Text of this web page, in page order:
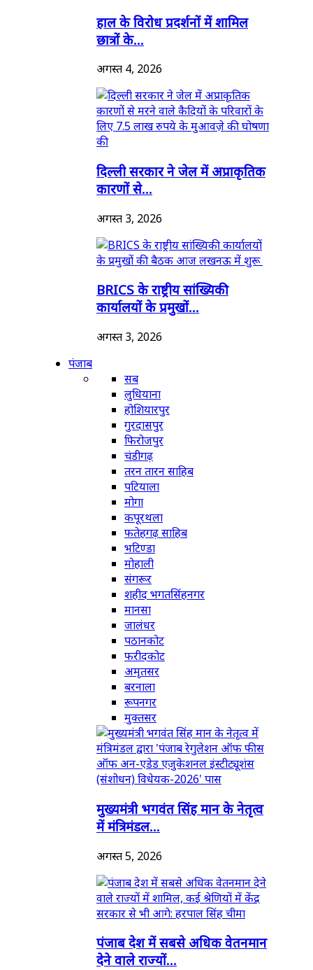
हाल के विरोध प्रदर्शनों में शामिल
छात्रों के...
अगस्त 4, 2026
दिल्ली सरकार ने जेल में अप्राकृतिक
कारणों से...
अगस्त 3, 2026
BRICS के राष्ट्रीय सांख्यिकी
कार्यालयों के प्रमुखों...
अगस्त 3, 2026
पंजाब
सब
लुधियाना
होशियारपुर
गुरदासपुर
फिरोजपुर
चंडीगढ़
तरन तारन साहिब
पटियाला
मोगा
कपूरथला
फतेहगढ़ साहिब
भटिण्डा
मोहाली
संगरूर
शहीद भगतसिंहनगर
मानसा
जालंधर
पठानकोट
फरीदकोट
अमृतसर
बरनाला
रूपनगर
मुक्तसर
मुख्यमंत्री भगवंत सिंह मान के नेतृत्व
में मंत्रिमंडल...
अगस्त 5, 2026
पंजाब देश में सबसे अधिक वेतनमान
देने वाले राज्यों...